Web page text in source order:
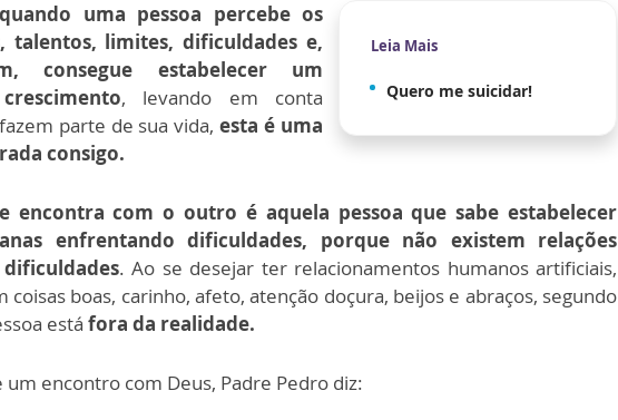
Leia Mais
Quero me suicidar!
quando uma pessoa percebe os
talentos, limites, dificuldades e,
consegue estabelecer um
, levando em conta
parte de sua vida,esta é uma
consigo.
encontra com o outro é aquela pessoa que sabe estabelecer
enfrentando dificuldades, porque não existem relações
. Ao se desejar ter relacionamentos humanos artificiais,
coisas boas, carinho, afeto, atenção doçura, beijos e abraços, segundo
está fora da realidade.
um encontro com Deus, Padre Pedro diz: